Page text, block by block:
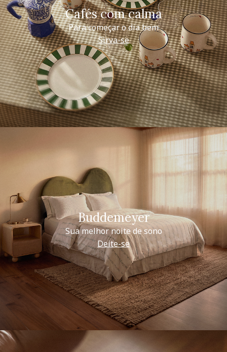
Cafés com calma
Para começar o dia bem
Sirva-se
Buddemeyer
Sua melhor noite de sono
Deite-se